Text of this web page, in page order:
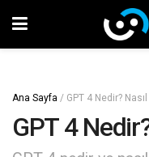
Ana Sayfa / GPT 4 Nedir? Nasıl
GPT 4